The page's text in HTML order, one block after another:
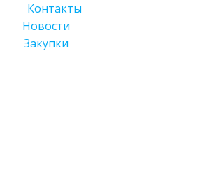
Контакты
Новости
Закупки